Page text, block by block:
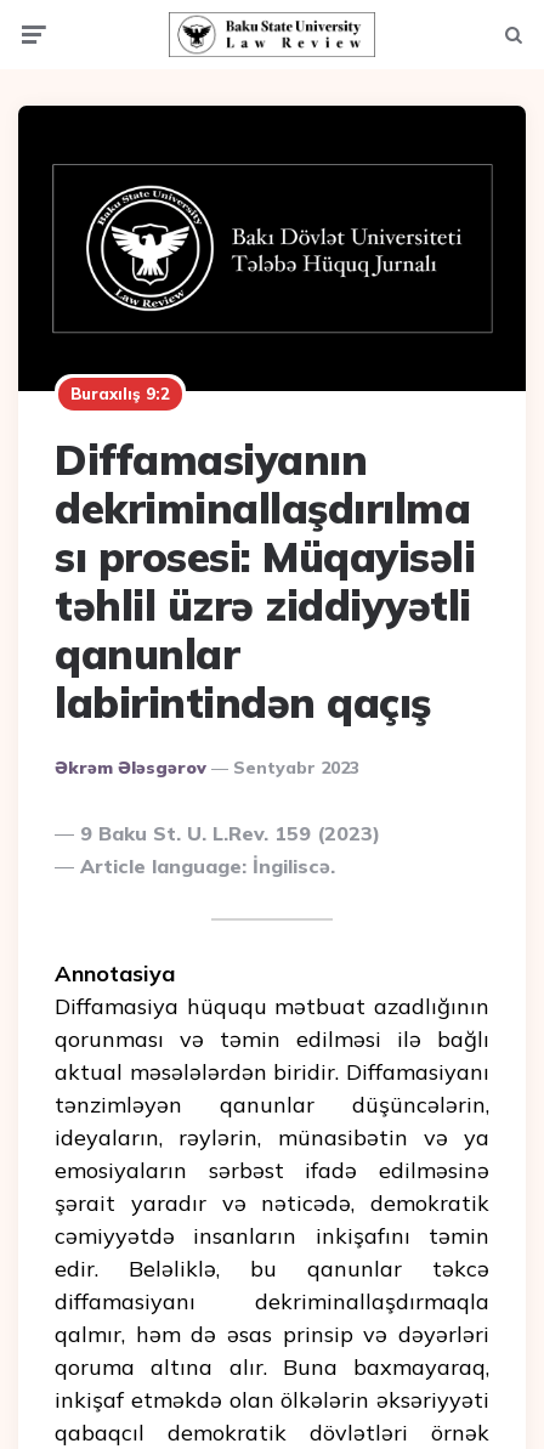
Buraxılış 9:2
Diffamasiyanın
dekriminallaşdırılma
sı prosesi: Müqayisəli
təhlil üzrə ziddiyyətli
qanunlar
labirintindən qaçış
Posted
Əkrəm Ələsgərov Sentyabr 2023
9 Baku St. U. L.Rev. 159 (2023)
Article language: İngiliscə.
Annotasiya
Diffamasiya hüququ mətbuat azadlığının
qorunması və təmin edilməsi ilə bağlı
aktual məsələlərdən biridir. Diffamasiyanı
tənzimləyən qanunlar düşüncələrin,
ideyaların, rəylərin, münasibətin və ya
emosiyaların sərbəst ifadə edilməsinə
şərait yaradır və nəticədə, demokratik
cəmiyyətdə insanların inkişafını təmin
edir. Beləliklə, bu qanunlar təkcə
diffamasiyanı dekriminallaşdırmaqla
qalmır, həm də əsas prinsip və dəyərləri
qoruma altına alır. Buna baxmayaraq,
inkişaf etməkdə olan ölkələrin əksəriyyəti
qabaqcıl demokratik dövlətləri örnək